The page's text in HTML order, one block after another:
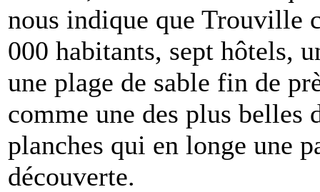
nous indique que Trouville
000 habitants, sept hôtels,
une plage de sable fin de
comme une des plus belles
planches qui en longe une
découverte.